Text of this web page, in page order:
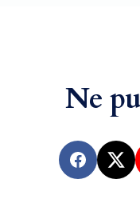
Ne
Facebook
X